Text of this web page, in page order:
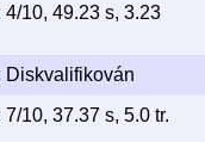
4/10, 49.23 s, 3.23
Diskvalifikován
7/10, 37.37 s, 5.0 tr.